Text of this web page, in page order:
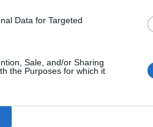
Data for Targeted
Sale, and/or Sharing
the Purposes for which it
sul tema del ricondizionato e
e in esclusiva una cover
, refurbed ha dato vita alla prima
le proprie azioni quotidiane
Infine, con l’aiuto dellagreen
su Instagram pillole informative